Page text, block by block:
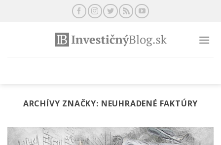
ARCHÍVY ZNAČKY: NEUHRADENÉ FAKTÚRY